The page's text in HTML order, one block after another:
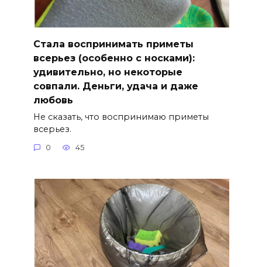
Стала воспринимать приметы
всерьез (особенно с носками):
удивительно, но некоторые
совпали. Деньги, удача и даже
любовь
Не сказать, что воспринимаю приметы
всерьез.
0 45